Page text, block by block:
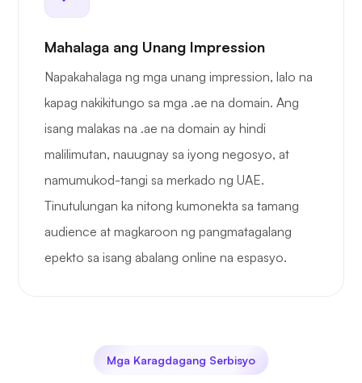
Mahalaga ang Unang Impression
Napakahalaga ng mga unang impression, lalo na
kapag nakikitungo sa mga .ae na domain. Ang
isang malakas na .ae na domain ay hindi
malilimutan, nauugnay sa iyong negosyo, at
namumukod-tangi sa merkado ng UAE.
Tinutulungan ka nitong kumonekta sa tamang
audience at magkaroon ng pangmatagalang
epekto sa isang abalang online na espasyo.
Mga Karagdagang Serbisyo